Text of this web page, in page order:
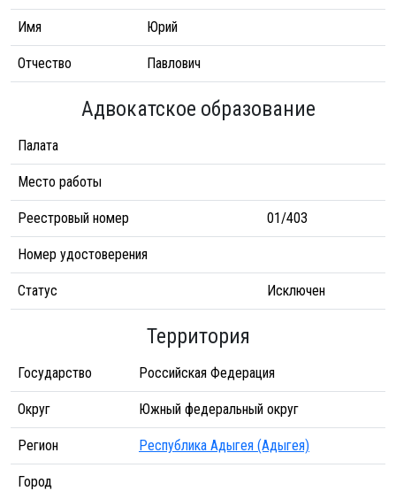
Имя Юрий
Отчество Павлович
Адвокатское образование
Палата
Место работы
Реестровый номер 01/403
Номер удостоверения
Статус Исключен
Территория
Государство Российская Федерация
Округ Южный федеральный округ
Регион Республика Адыгея (Адыгея)
Город